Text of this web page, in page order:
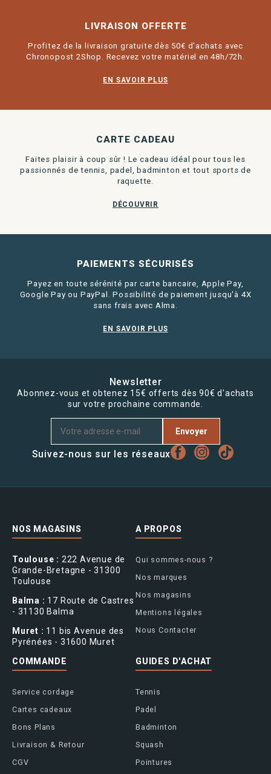
LIVRAISON OFFERTE
Profitez de la livraison gratuite dès 50€ d'achats avec
Chronopost 2Shop. Recevez votre matériel en 48h/72h.
EN SAVOIR PLUS
CARTE CADEAU
Faites plaisir à coup sûr ! Le cadeau idéal pour tous les
passionnés de tennis, padel, badminton et tout sports de
raquette.
DÉCOUVRIR
PAIEMENTS SÉCURISÉS
Payez en toute sérénité par carte bancaire, Apple Pay,
Google Pay ou PayPal. Possibilité de paiement jusqu'à 4X
sans frais avec Alma.
EN SAVOIR PLUS
Newsletter
Abonnez-vous et obtenez 15€ offerts dès 90€ d'achats
sur votre prochaine commande.
Envoyer
Suivez-nous sur les réseaux
NOS MAGASINS
Toulouse : 222 Avenue de
Grande-Bretagne - 31300
Toulouse
Balma : 17 Route de Castres
- 31130 Balma
Muret : 11 bis Avenue des
Pyrénées - 31600 Muret
A PROPOS
Qui sommes-nous ?
Nos marques
Nos magasins
Mentions légales
Nous Contacter
COMMANDE
Service cordage
Cartes cadeaux
Bons Plans
Livraison & Retour
CGV
GUIDES D'ACHAT
Tennis
Padel
Badminton
Squash
Pointures